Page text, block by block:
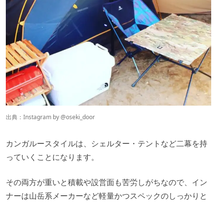
出典：Instagram by@oseki_door
カンガルースタイルは、シェルター・テントなど二幕を持
っていくことになります。
その両方が重いと積載や設営面も苦労しがちなので、イン
ナーは山岳系メーカーなど軽量かつスペックのしっかりと